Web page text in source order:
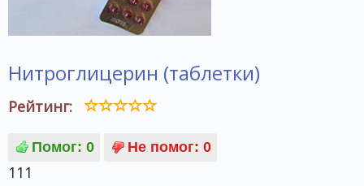
Нитроглицерин (таблетки)
Рейтинг:
111